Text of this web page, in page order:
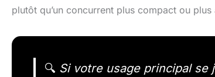
plutôt qu’un concurrent plus compact ou plus
🔍 Si votre usage principal se